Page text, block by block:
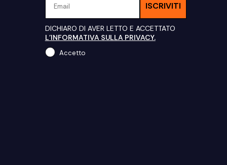
ISCRIVITI
DICHIARO DI AVER LETTO E ACCETTATO
L'INFORMATIVA SULLA PRIVACY.
Accetto